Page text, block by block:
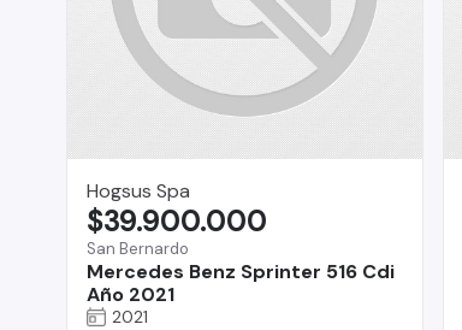
Hogsus Spa
San Bernardo
Mercedes Benz Sprinter 516 Cdi
Año 2021
$39.900.000
2021